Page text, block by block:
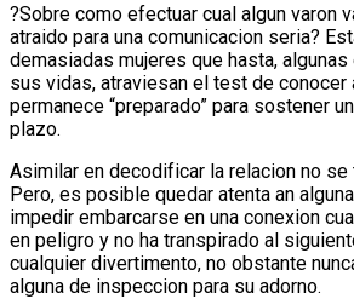
?Sobre como efectuar cual algun varon
atraido para una comunicacion seria?
demasiadas mujeres que hasta,
sus vidas, atraviesan el test de conocer
permanece “preparado” para sostener
plazo.
Asimilar en decodificar la relacion no se
Pero, es posible quedar atenta an
impedir embarcarse en una conexion
en peligro y no ha transpirado al
cualquier divertimento, no obstante
alguna de inspeccion para su adorno.